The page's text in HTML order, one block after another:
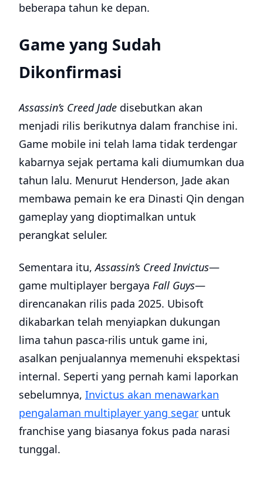
beberapa tahun ke depan.
Game yang Sudah
Dikonfirmasi
Assassin’s Creed Jade disebutkan akan
menjadi rilis berikutnya dalam franchise ini.
Game mobile ini telah lama tidak terdengar
kabarnya sejak pertama kali diumumkan dua
tahun lalu. Menurut Henderson, Jade akan
membawa pemain ke era Dinasti Qin dengan
gameplay yang dioptimalkan untuk
perangkat seluler.
Sementara itu,Assassin’s Creed Invictus—
game multiplayer bergaya Fall Guys—
direncanakan rilis pada 2025. Ubisoft
dikabarkan telah menyiapkan dukungan
lima tahun pasca-rilis untuk game ini,
asalkan penjualannya memenuhi ekspektasi
internal. Seperti yang pernah kami laporkan
sebelumnya, Invictus akan menawarkan
pengalaman multiplayer yang segar untuk
franchise yang biasanya fokus pada narasi
tunggal.